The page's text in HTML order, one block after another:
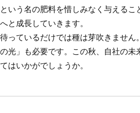
いう名の肥料を惜しみなく与える
と成長していきます。
っているだけでは種は芽吹きません
光」も必要です。この秋、自社の
はいかがでしょうか。